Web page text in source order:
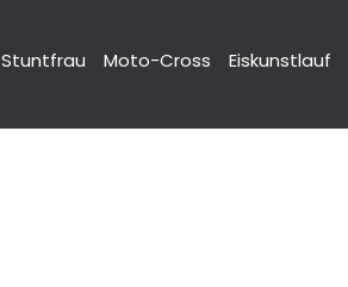
Stuntfrau Moto-Cross Eiskunstlauf